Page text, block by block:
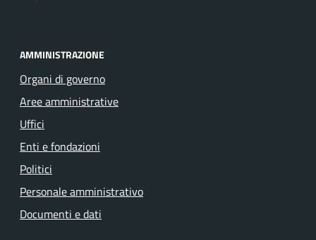
AMMINISTRAZIONE
Organi di governo
Aree amministrative
Uffici
Enti e fondazioni
Politici
Personale amministrativo
Documenti e dati